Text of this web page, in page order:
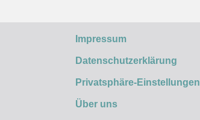
Impressum
Datenschutzerklärung
Privatsphäre-Einstellungen
Über uns